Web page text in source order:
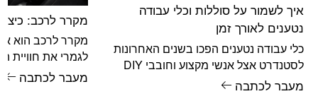
איך לשמור על סוללות וכלי עבודה
נטענים לאורך זמן
כלי עבודה נטענים הפכו בשנים האחרונות
לסטנדרט אצל אנשי מקצוע וחובבי DIY
מתקדמים. הם נוחים, ניידים, חזקים – וברוב
מעבר לכתבה
מקרר לרכב: כיצד
מקרר לרכב הוא
לגמרי את חוויית
בשטח. מי שכבר
מעבר לכתבה